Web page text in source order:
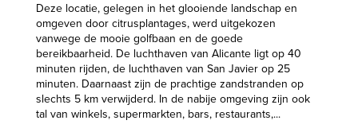
Deze locatie, gelegen in het glooiende landschap en
omgeven door citrusplantages, werd uitgekozen
vanwege de mooie golfbaan en de goede
bereikbaarheid. De luchthaven van Alicante ligt op 40
minuten rijden, de luchthaven van San Javier op 25
minuten. Daarnaast zijn de prachtige zandstranden op
slechts 5 km verwijderd. In de nabije omgeving zijn ook
tal van winkels, supermarkten, bars, restaurants,...